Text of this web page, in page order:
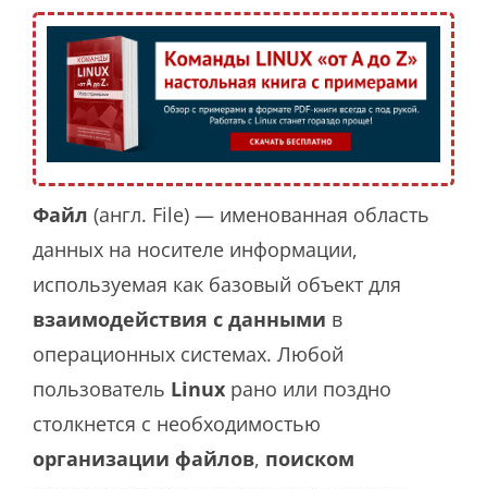
Файл (англ. File) — именованная область
данных на носителе информации,
используемая как базовый объект для
взаимодействия с данными в
операционных системах. Любой
пользователь Linux рано или поздно
столкнется с необходимостью
организации файлов, поиском